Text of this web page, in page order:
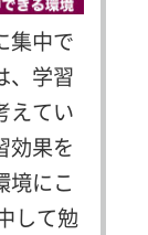
集中で
、学習
えてい
効果を
境にこ
して勉